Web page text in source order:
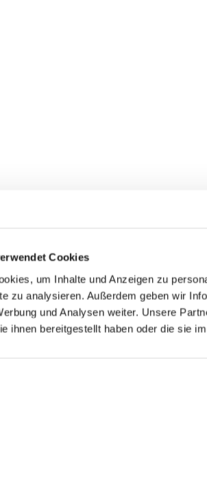
Cookies
um Inhalte und Anzeigen zu
zu analysieren. Außerdem geben wir
und Analysen weiter. Unsere
ihnen bereitgestellt haben oder die sie